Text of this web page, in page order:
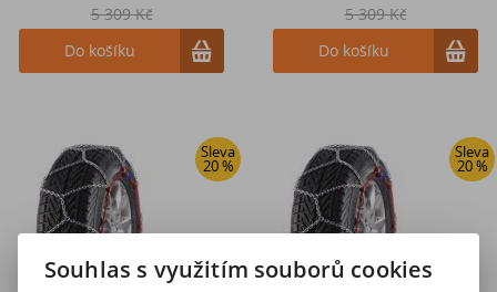
5 309 Kč
Do košíku
5 309 Kč
Do košíku
Sleva
20 %
Sleva
20 %
Souhlas s využitím souborů cookies